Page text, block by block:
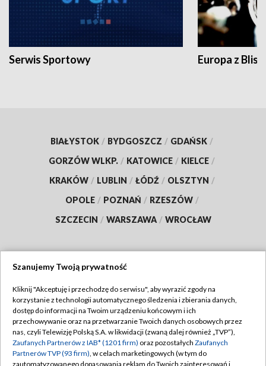
Serwis Sportowy Europa z
BIAŁYSTOK / BYDGOSZCZ / GDAŃSK /
GORZÓW WLKP. / KATOWICE / KIELCE /
KRAKÓW / LUBLIN / ŁÓDŹ / OLSZTYN /
OPOLE / POZNAŃ / RZESZÓW /
SZCZECIN / WARSZAWA / WROCŁAW
TVP
Abonament TVP
Emisja w TVP
Centrum informacji TVP
Regulamin TVP
Polityka prywatności
Moje zgody
Szanujemy Twoją prywatność
Kliknij "Akceptuję i przechodzę do serwisu", aby wyrazić zgody na
korzystanie z technologii automatycznego śledzenia i zbierania danych,
dostęp do informacji na Twoim urządzeniu końcowym i ich
przechowywanie oraz na przetwarzanie Twoich danych osobowych przez
nas, czyli Telewizję Polską S.A. w likwidacji (zwaną dalej również „TVP”),
Zaufanych Partnerów z IAB* (1201 firm) oraz pozostałych Zaufanych
Partnerów TVP (93 firm), w celach marketingowych (w tym do
zautomatyzowanego dopasowania reklam do Twoich zainteresowań i